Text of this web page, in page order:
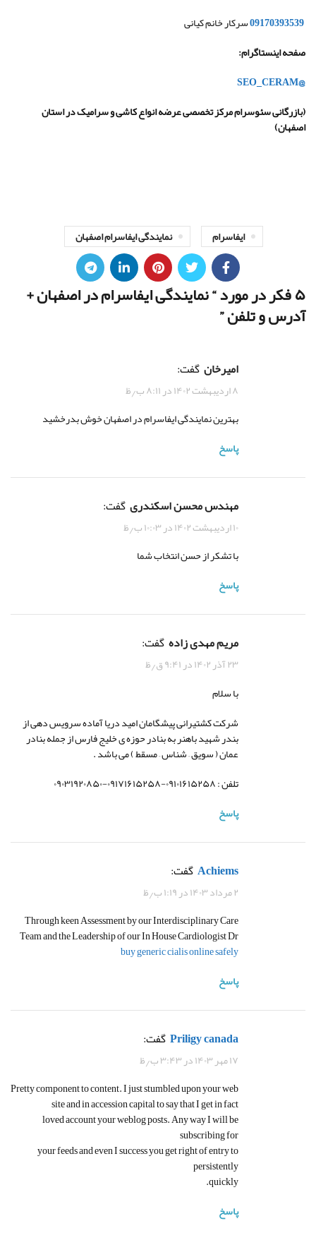
09170393539سرکار خانم کیانی
صفحه اینستاگرام:
@SEO_CERAM
(بازرگانی سئوسرام مرکز تخصصی عرضه انواع کاشی و سرامیک در استان
اصفهان)
ایفاسرام نمایندگی ایفاسرام اصفهان
۵ فکر در مورد “ نمایندگی ایفاسرام در اصفهان +
آدرس و تلفن”
امیرخانگفت:
۸ اردیبهشت ۱۴۰۲ در ۸:۱۱ ب٫ظ
بهترین نمایندگی ایفاسرام در اصفهان خوش بدرخشید
پاسخ
مهندس محسن اسکندریگفت:
۱۰ اردیبهشت ۱۴۰۲ در ۱۰:۰۳ ب٫ظ
با تشکر از حسن انتخاب شما
پاسخ
مریم مهدی زادهگفت:
۲۳ آذر ۱۴۰۲ در ۹:۴۱ ق٫ظ
با سلام
شرکت کشتیرانی پیشگامان امید دریا آماده سرویس دهی از
بندر شهید باهنر به بنادر حوزه ی خلیج فارس از جمله بنادر
عمان ( سویق – شناس – مسقط ) می باشد .
تلفن : ۰۹۱۰۱۶۱۵۲۵۸-۰۹۱۷۱۶۱۵۲۵۸-۰۹۰۳۱۹۲۰۸۵۰
پاسخ
Achiems گفت:
۲ مرداد ۱۴۰۳ در ۱:۱۹ ب٫ظ
Through keen Assessment by our Interdisciplinary Care
Team and the Leadership of our In House Cardiologist Dr
buy generic cialis online safely
پاسخ
priligy canada گفت:
۱۷ مهر ۱۴۰۳ در ۳:۴۳ ب٫ظ
Pretty component to content. I just stumbled upon your web
site and in accession capital to say that I get in fact
loved account your weblog posts. Any way I will be
subscribing for
your feeds and even I success you get right of entry to
persistently
quickly.
پاسخ